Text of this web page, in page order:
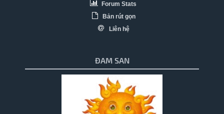
Forum Stats
Bản rút gọn
Liên hệ
ĐAM SAN